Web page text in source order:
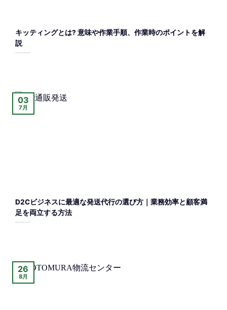
キッティングとは? 意味や作業手順、作業時のポイントを解
説
D2Cビジネスに最適な発送代行の選び方｜業務効率と顧客満
足を両立する方法
03
7月
26
8月